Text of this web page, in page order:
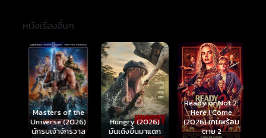
หนังเรื่องอื่นๆ
Masters of the
Universe (2026)
นักรบเจ้าจักรวาล
Hungry (2026)
มันเด้งขึ้นมาแดก
Ready or Not 2:
Here I Come
(2026) เกมพร้อม
ตาย 2